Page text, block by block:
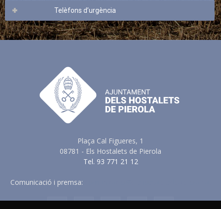
Telèfons d’urgència
Plaça Cal Figueres, 1
08781 - Els Hostalets de Pierola
Tel. 93 771 21 12
Comunicació i premsa: